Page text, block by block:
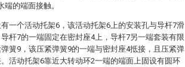
的端面接触。
一个活动托架6，该活动托架6上的安装孔与导杆7滑
杆7的一端固定在密封座4上，导杆7另一端套装有限
簧9，该压紧弹簧9的一端与密封座4抵接，且压紧弹
活动托架6靠近大转动环2一端的端面上固设有圆环